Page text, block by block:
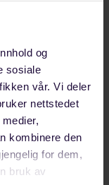
og
sosiale
vår. Vi deler
nettstedet
kombinere den
for dem,
bruk av
få en
vil bli mer
det bra. Folk
større grad
sier Bjerkeli.